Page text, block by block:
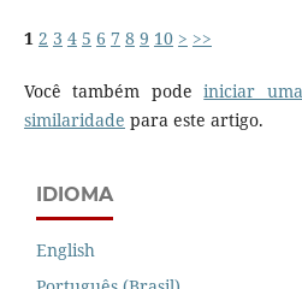
1 2 3 4 5 6 7 8 9 10 > >>
Você também podeiniciar
similaridade para este artigo.
IDIOMA
English